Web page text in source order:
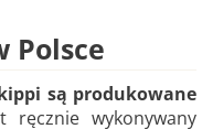
Polsce
są produkowane
ręcznie wykonywany